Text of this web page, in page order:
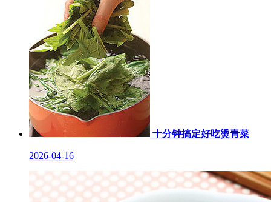
十分钟搞定好吃烫青菜
2026-04-16